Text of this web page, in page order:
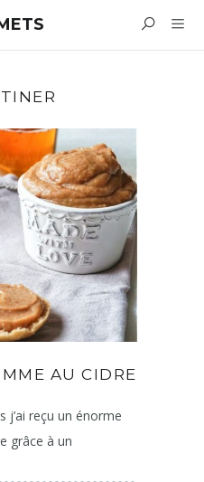
AU CIDRE
j’ai reçu un énorme
grâce à un